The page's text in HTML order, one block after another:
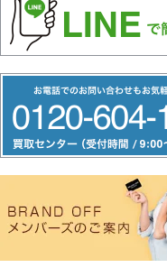
リ
ー
ヤ